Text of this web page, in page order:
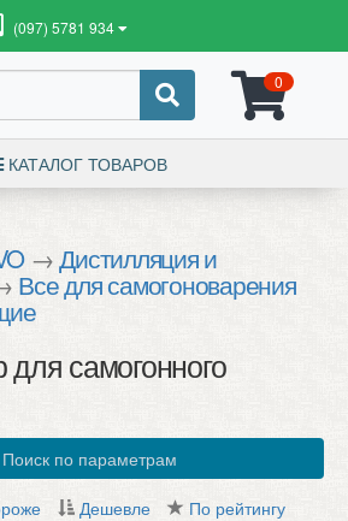
(097) 5781 934
0
КАТАЛОГ ТОВАРОВ
→Дистилляция и
Все для самогоноварения
самогонного
по параметрам
Дешевле По рейтингу